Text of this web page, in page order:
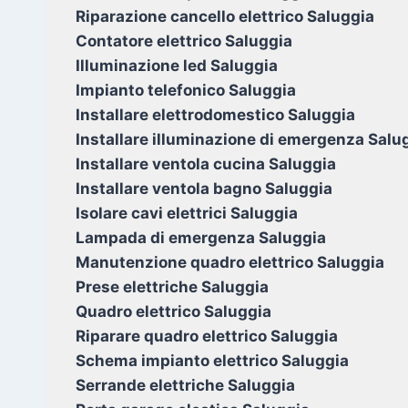
Riparazione cancello elettrico Saluggia
Contatore elettrico Saluggia
Illuminazione led Saluggia
Impianto telefonico Saluggia
Installare elettrodomestico Saluggia
Installare illuminazione di emergenza
Installare ventola cucina Saluggia
Installare ventola bagno Saluggia
Isolare cavi elettrici Saluggia
Lampada di emergenza Saluggia
Manutenzione quadro elettrico Saluggia
Prese elettriche Saluggia
Quadro elettrico Saluggia
Riparare quadro elettrico Saluggia
Schema impianto elettrico Saluggia
Serrande elettriche Saluggia